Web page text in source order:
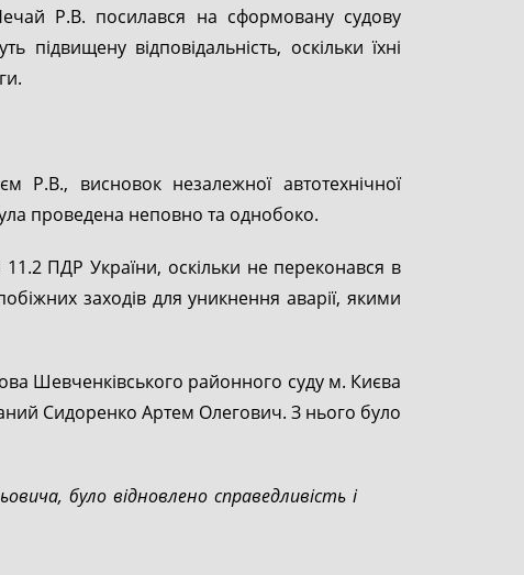
Р.В. посилався на сформовану судову
відповідальність, оскільки їхні
Р.В., висновок незалежної автотехнічної
проведена неповно та однобоко.
ПДР України, оскільки не переконався в
заходів для уникнення аварії, якими
Шевченківського районного суду м. Києва
Сидоренко Артем Олегович. З нього було
було відновлено справедливість і